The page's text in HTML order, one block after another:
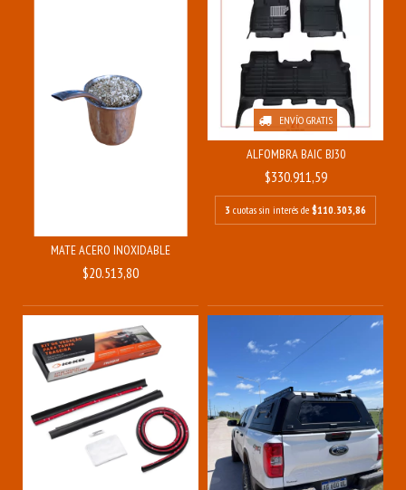
MATE ACERO INOXIDABLE
$20.513,80
ENVÍO GRATIS
ALFOMBRA BAIC BJ30
$330.911,59
3 cuotas sin interés de $110.303,86